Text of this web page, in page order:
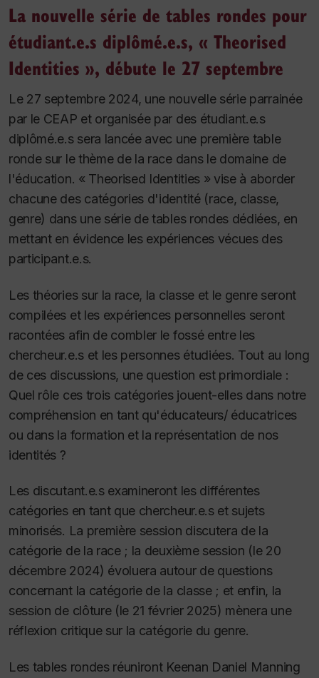
La nouvelle série de tables rondes pour
étudiant.e.s diplômé.e.s, « Theorised
Identities », débute le 27 septembre
Le 27 septembre 2024, une nouvelle série parrainée
par le CEAP et organisée par des étudiant.e.s
diplômé.e.s sera lancée avec une première table
ronde sur le thème de la race dans le domaine de
l'éducation. « Theorised Identities » vise à aborder
chacune des catégories d'identité (race, classe,
genre) dans une série de tables rondes dédiées, en
mettant en évidence les expériences vécues des
participant.e.s.
Les théories sur la race, la classe et le genre seront
compilées et les expériences personnelles seront
racontées afin de combler le fossé entre les
chercheur.e.s et les personnes étudiées. Tout au long
de ces discussions, une question est primordiale :
Quel rôle ces trois catégories jouent-elles dans notre
compréhension en tant qu'éducateurs/ éducatrices
ou dans la formation et la représentation de nos
identités ?
Les discutant.e.s examineront les différentes
catégories en tant que chercheur.e.s et sujets
minorisés. La première session discutera de la
catégorie de la race ; la deuxième session (le 20
décembre 2024) évoluera autour de questions
concernant la catégorie de la classe ; et enfin, la
session de clôture (le 21 février 2025) mènera une
réflexion critique sur la catégorie du genre.
Les tables rondes réuniront Keenan Daniel Manning